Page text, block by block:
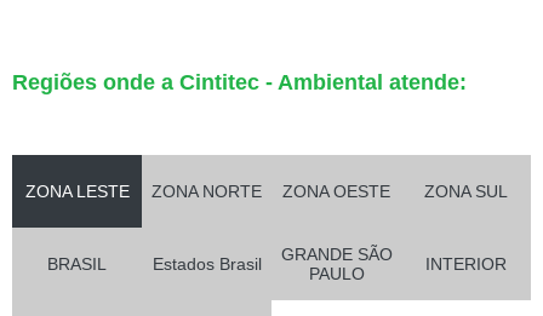
Regiões onde a Cintitec - Ambiental atende:
ZONA LESTE ZONA NORTE ZONA OESTE ZONA SUL
BRASIL Estados Brasil
GRANDE SÃO
PAULO
INTERIOR